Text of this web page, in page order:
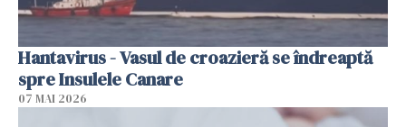
Hantavirus - Vasul de croazieră se îndreaptă
spre Insulele Canare
07 MAI 2026